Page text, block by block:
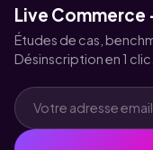
Live
Études de cas,
Désinscription en 1 clic.